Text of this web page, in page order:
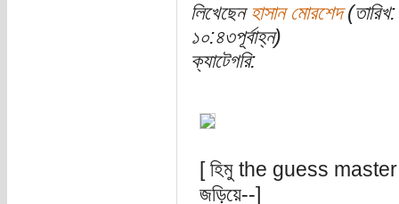
লিখেছেন হাসান মোরশেদ
১০:৪৩পূর্বাহ্ন)
ক্যাটেগরি:
[ হিমু the guess master :
জড়িয়ে--]